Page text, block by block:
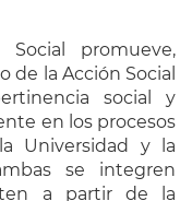
promueve,
de la Acción Social
social y
en los procesos
Universidad y la
se integren
a partir de la